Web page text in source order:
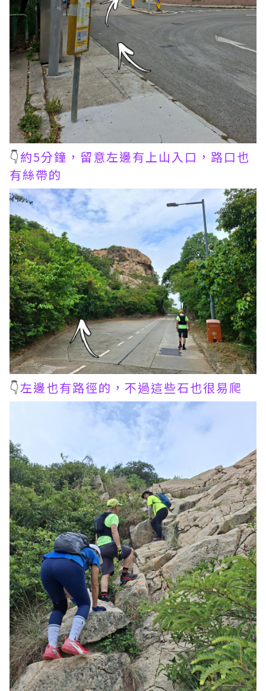
👇約5分鐘，留意左邊有上山入口，路口也
有絲帶的
👇左邊也有路徑的，不過這些石也很易爬